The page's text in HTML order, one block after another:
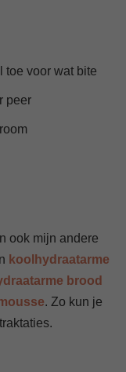
toe voor wat bite
peer
ook mijn andere
koolhydraatarme
brood
. Zo kun je